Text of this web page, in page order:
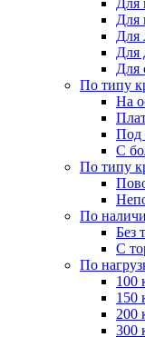
Для
Для
Для
Для
Для
По типу
На
Под
С
По типу
По
Без
С
По
100
150
200
300